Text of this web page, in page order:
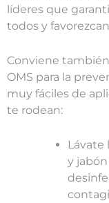
líderes que
todos y
Conviene
OMS para la
muy fáciles de
te rodean:
Lávate
y